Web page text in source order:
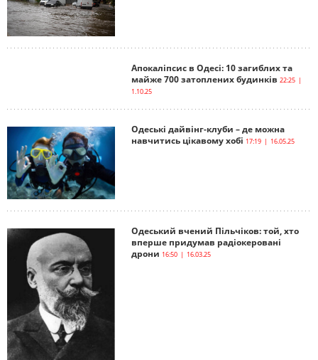
Апокаліпсис в Одесі: 10 загиблих та
майже 700 затоплених будинків 22:25 |
1.10.25
Одеські дайвінг-клуби – де можна
навчитись цікавому хобі 17:19 | 16.05.25
Одеський вчений Пільчіков: той, хто
вперше придумав радіокеровані
дрони 16:50 | 16.03.25